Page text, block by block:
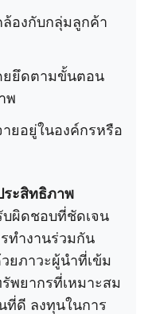
องกับกลุ่มลูกค้า
ยยึดตามขั้นตอน
พ
ยอยู่ในองค์กรหรือ
ระสิทธิภาพ
ผิดชอบที่ชัดเจน
ทำงานร่วมกัน
ยภาวะผู้นำที่เข้ม
พยากรที่เหมาะสม
ที่ดี ลงทุนในการ